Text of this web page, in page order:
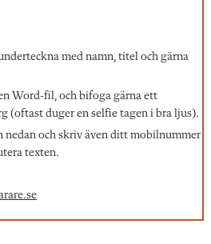
med namn, titel och gärna
Word-fil, och bifoga gärna ett
(oftast duger en selfie tagen i bra ljus).
nedan och skriv även ditt mobilnummer
texten.